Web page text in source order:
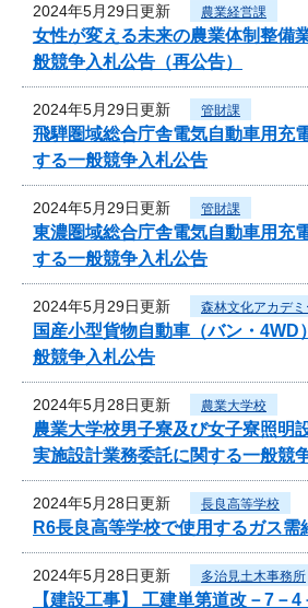
2024年5月29日更新 農業経営課
女性が変える未来の農業体制整備
般競争入札公告（再公告）
2024年5月29日更新 管財課
飛騨圏域総合庁舎電気自動車用充
する一般競争入札公告
2024年5月29日更新 管財課
東濃圏域総合庁舎電気自動車用充
する一般競争入札公告
2024年5月29日更新 森林文化アカデミ
国産小型貨物自動車（バン・4WD
般競争入札公告
2024年5月28日更新 農業大学校
農業大学校男子寮及び女子寮照明
実施設計業務委託に関する一般競
2024年5月28日更新 長良高等学校
R6長良高等学校で使用するガス需
2024年5月28日更新 多治見土木事務所
【建設工事】 工建単第道改－7